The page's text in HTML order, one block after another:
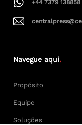
+44 7379 138858
Navegue aqui.
Propósito
Equipe
Soluções